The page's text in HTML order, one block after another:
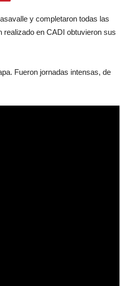
y completaron todas las
en CADI obtuvieron sus
Fueron jornadas intensas, de